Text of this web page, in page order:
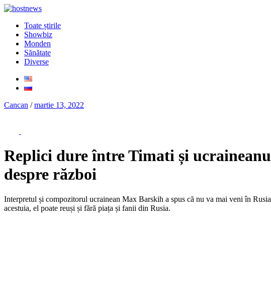
Toate știrile
Showbiz
Monden
Sănătate
Diverse
Cancan /martie 13, 2022
Replici dure între Timati și
despre război
Interpretul și compozitorul ucrainean Max Barskih a spus că nu va mai veni în
acestuia, el poate reuși și fără piața și fanii din Rusia.